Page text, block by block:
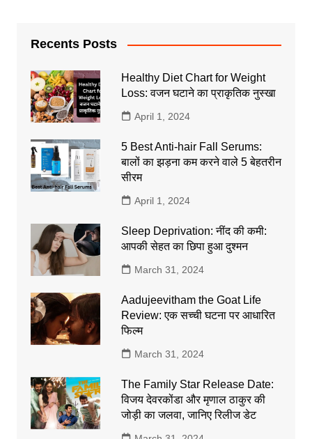
Recents Posts
Healthy Diet Chart for Weight
Loss: वजन घटाने का प्राकृतिक नुस्खा
April 1, 2024
5 Best Anti-hair Fall Serums:
बालों का झड़ना कम करने वाले 5 बेहतरीन
सीरम
April 1, 2024
Sleep Deprivation: नींद की कमी:
आपकी सेहत का छिपा हुआ दुश्मन
March 31, 2024
Aadujeevitham the Goat Life
Review: एक सच्ची घटना पर आधारित
फिल्म
March 31, 2024
The Family Star Release Date:
विजय देवरकोंडा और मृणाल ठाकुर की
जोड़ी का जलवा, जानिए रिलीज डेट